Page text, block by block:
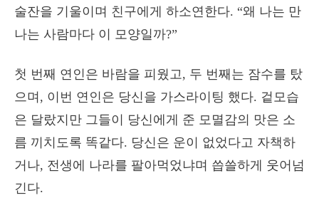
술잔을 기울이며 친구에게 하소연한다. “왜 나는 만
나는 사람마다 이 모양일까?”
첫 번째 연인은 바람을 피웠고, 두 번째는 잠수를 탔
으며, 이번 연인은 당신을 가스라이팅 했다. 겉모습
은 달랐지만 그들이 당신에게 준 모멸감의 맛은 소
름 끼치도록 똑같다. 당신은 운이 없었다고 자책하
거나, 전생에 나라를 팔아먹었냐며 씁쓸하게 웃어넘
긴다.